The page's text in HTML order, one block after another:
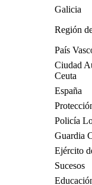
Galicia
Región
País
Ciudad
Ceuta
España
Policía
Guardia
Ejército
Sucesos